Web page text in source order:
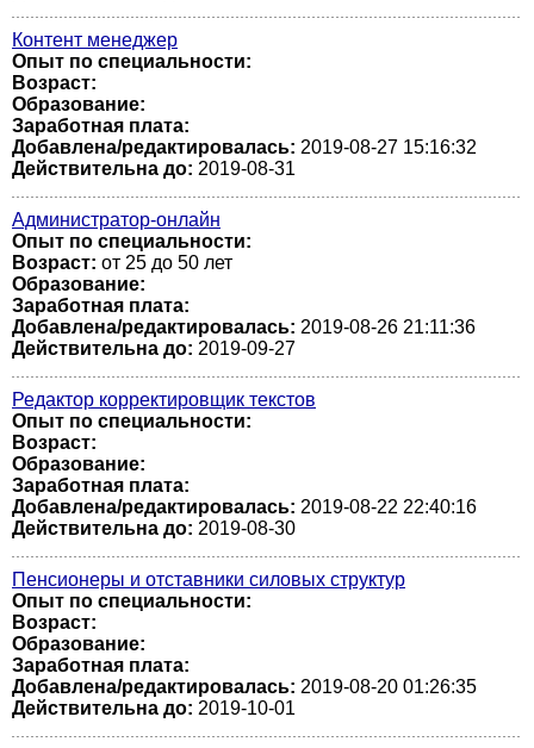
Контент менеджер
Опыт по специальности:
Возраст:
Образование:
Заработная плата:
Добавлена/редактировалась: 2019-08-27 15:16:32
Действительна до: 2019-08-31
Администратор-онлайн
Опыт по специальности:
Возраст: от 25 до 50 лет
Образование:
Заработная плата:
Добавлена/редактировалась: 2019-08-26 21:11:36
Действительна до: 2019-09-27
Редактор корректировщик текстов
Опыт по специальности:
Возраст:
Образование:
Заработная плата:
Добавлена/редактировалась: 2019-08-22 22:40:16
Действительна до: 2019-08-30
Пенсионеры и отставники силовых структур
Опыт по специальности:
Возраст:
Образование:
Заработная плата:
Добавлена/редактировалась: 2019-08-20 01:26:35
Действительна до: 2019-10-01